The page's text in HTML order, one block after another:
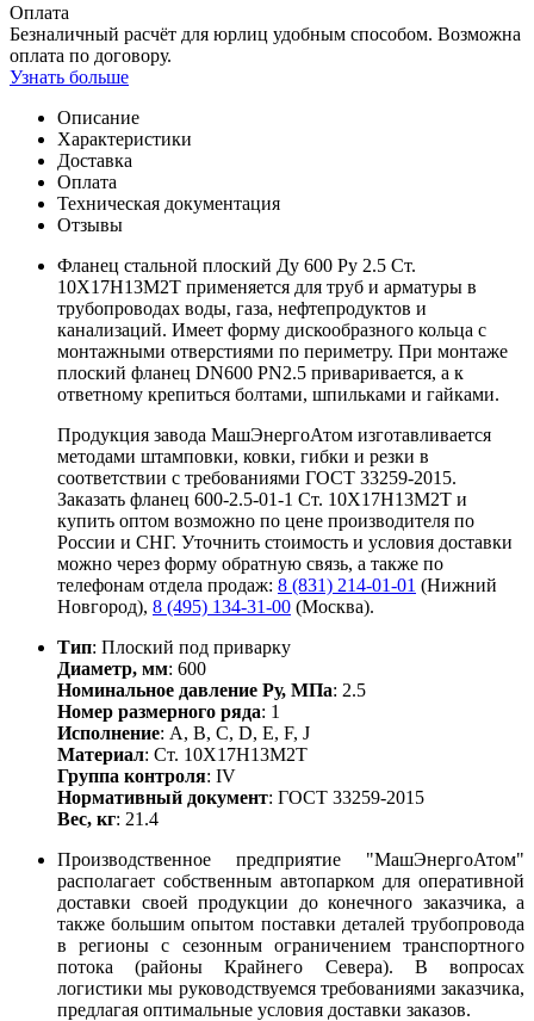
Оплата
Безналичный расчёт для юрлиц удобным способом. Возможна
оплата по договору.
Узнать больше
Описание
Характеристики
Доставка
Оплата
Техническая документация
Отзывы
Фланец стальной плоский Ду 600 Ру 2.5 Ст.
10Х17Н13М2Т применяется для труб и арматуры в
трубопроводах воды, газа, нефтепродуктов и
канализаций. Имеет форму дискообразного кольца с
монтажными отверстиями по периметру. При монтаже
плоский фланец DN600 PN2.5 приваривается, а к
ответному крепиться болтами, шпильками и гайками.
Продукция завода МашЭнергоАтом изготавливается
методами штамповки, ковки, гибки и резки в
соответствии с требованиями ГОСТ 33259-2015.
Заказать фланец 600-2.5-01-1 Ст. 10Х17Н13М2Т и
купить оптом возможно по цене производителя по
России и СНГ. Уточнить стоимость и условия доставки
можно через форму обратную связь, а также по
телефонам отдела продаж: 8 (831) 214-01-01 (Нижний
Новгород), 8 (495) 134-31-00 (Москва).
Тип: Плоский под приварку
Диаметр, мм: 600
Номинальное давление Ру, МПа: 2.5
Номер размерного ряда: 1
Исполнение: A, B, С, D, E, F, J
Материал: Ст. 10Х17Н13М2Т
Группа контроля: IV
Нормативный документ: ГОСТ 33259-2015
Вес, кг: 21.4
Производственное предприятие "МашЭнергоАтом"
располагает собственным автопарком для оперативной
доставки своей продукции до конечного заказчика, а
также большим опытом поставки деталей трубопровода
в регионы с сезонным ограничением транспортного
потока (районы Крайнего Севера). В вопросах
логистики мы руководствуемся требованиями заказчика,
предлагая оптимальные условия доставки заказов.